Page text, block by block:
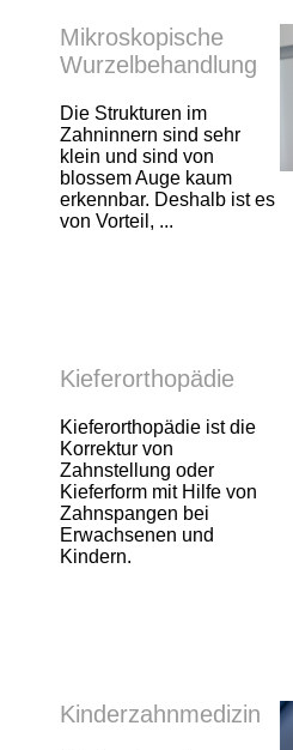
Mikroskopische
Wurzelbehandlung
Die Strukturen im
Zahninnern sind sehr
klein und sind von
blossem Auge kaum
erkennbar. Deshalb ist es
von Vorteil, ...
Kieferorthopädie
Kieferorthopädie ist die
Korrektur von
Zahnstellung oder
Kieferform mit Hilfe von
Zahnspangen bei
Erwachsenen und
Kindern.
Kinderzahnmedizin